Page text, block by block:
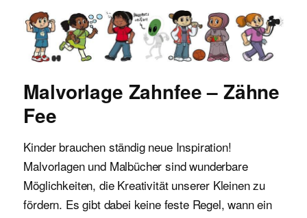
Malvorlagen für Kinder
Malvorlage Zahnfee – Zähne
Fee
Kinder brauchen ständig neue Inspiration!
Malvorlagen und Malbücher sind wunderbare
Möglichkeiten, die Kreativität unserer Kleinen zu
fördern. Es gibt dabei keine feste Regel, wann ein